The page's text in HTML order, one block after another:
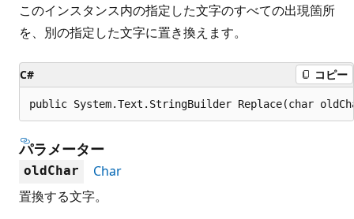
このインスタンス内の指定した文字のすべての出現箇所
を、別の指定した文字に置き換えます。
C# コピー
public System.Text.StringBuilder Replace(char
パラメーター
oldChar
Char
置換する文字。